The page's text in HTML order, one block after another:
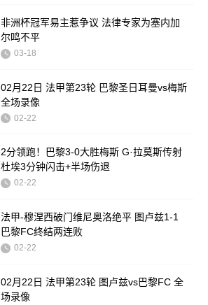
非洲杯冠军易主惹争议 法律专家为塞内加
尔鸣不平
03-18
02月22日 法甲第23轮 巴黎圣日耳曼vs梅斯
全场录像
02-22
2分领跑！巴黎3-0大胜梅斯 G·拉莫斯传射
杜埃3分钟闪击+半场伤退
02-22
法甲-穆涅西破门维尼奥洛绝平 图卢兹1-1
巴黎FC终结两连败
02-22
02月22日 法甲第23轮 图卢兹vs巴黎FC 全
场录像